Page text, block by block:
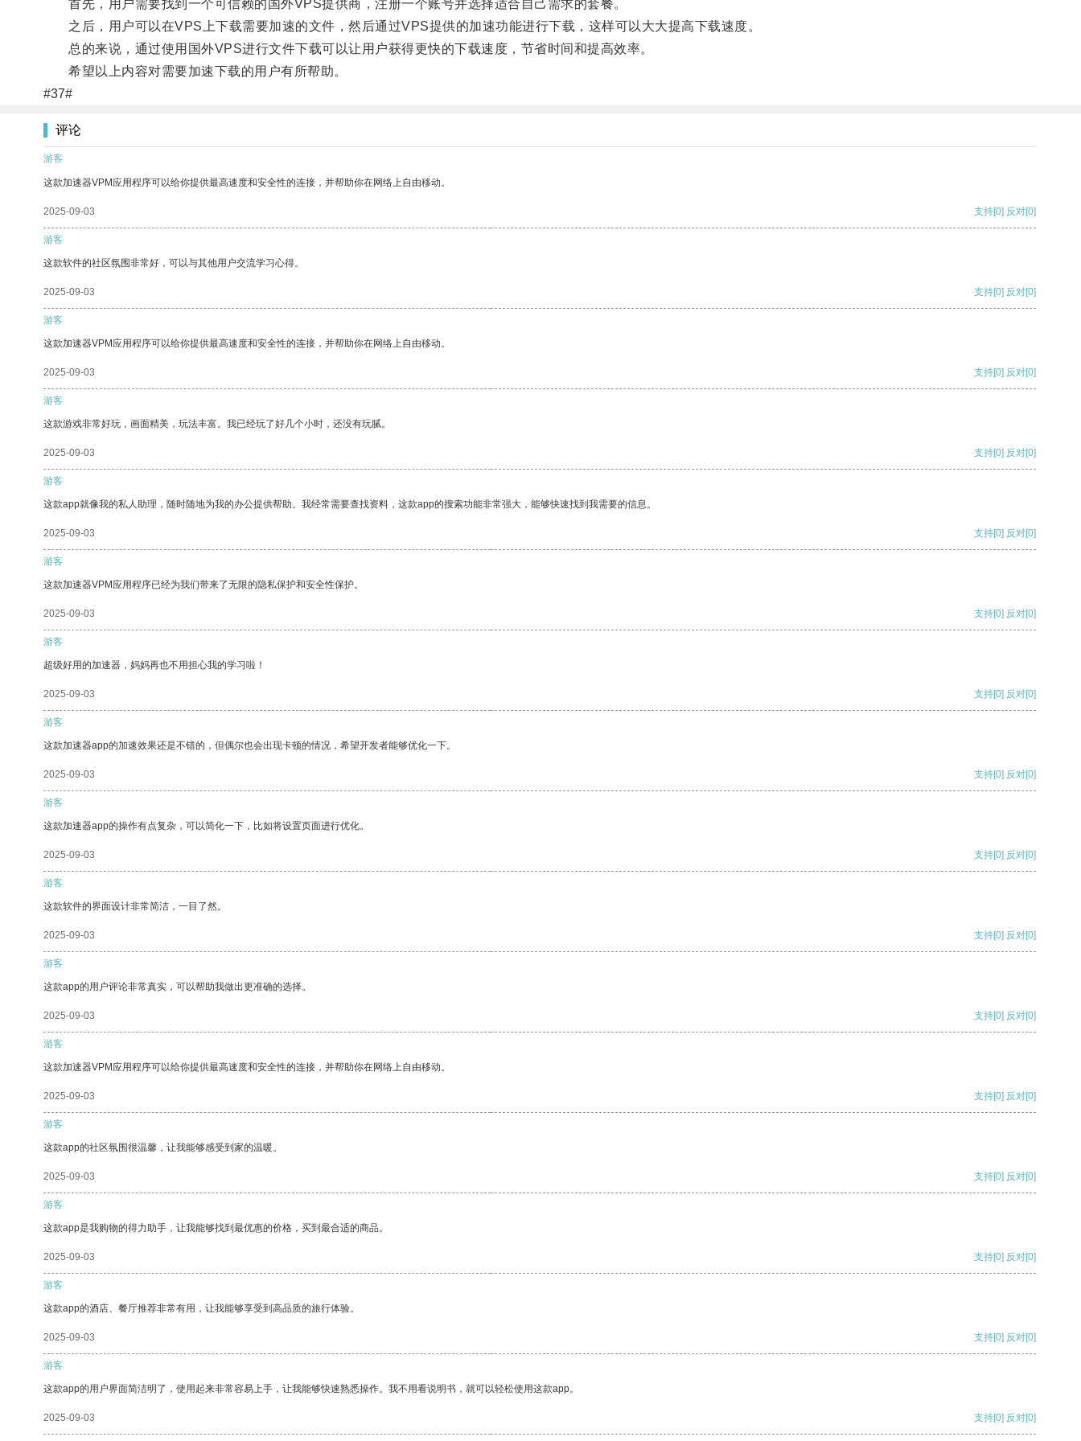
首先，用户需要找到一个可信赖的国外VPS提供商，注册一个账号并选择适合自己需求的套餐。
之后，用户可以在VPS上下载需要加速的文件，然后通过VPS提供的加速功能进行下载，这样可以大大提高下载速度。
总的来说，通过使用国外VPS进行文件下载可以让用户获得更快的下载速度，节省时间和提高效率。
希望以上内容对需要加速下载的用户有所帮助。
#37#
评论
游客
这款加速器VPM应用程序可以给你提供最高速度和安全性的连接，并帮助你在网络上自由移动。
2025-09-03 支持[0] 反对[0]
游客
这款软件的社区氛围非常好，可以与其他用户交流学习心得。
2025-09-03 支持[0] 反对[0]
游客
这款加速器VPM应用程序可以给你提供最高速度和安全性的连接，并帮助你在网络上自由移动。
2025-09-03 支持[0] 反对[0]
游客
这款游戏非常好玩，画面精美，玩法丰富。我已经玩了好几个小时，还没有玩腻。
2025-09-03 支持[0] 反对[0]
游客
这款app就像我的私人助理，随时随地为我的办公提供帮助。我经常需要查找资料，这款app的搜索功能非常强大，能够快速找到我需要的信息。
2025-09-03 支持[0] 反对[0]
游客
这款加速器VPM应用程序已经为我们带来了无限的隐私保护和安全性保护。
2025-09-03 支持[0] 反对[0]
游客
超级好用的加速器，妈妈再也不用担心我的学习啦！
2025-09-03 支持[0] 反对[0]
游客
这款加速器app的加速效果还是不错的，但偶尔也会出现卡顿的情况，希望开发者能够优化一下。
2025-09-03 支持[0] 反对[0]
游客
这款加速器app的操作有点复杂，可以简化一下，比如将设置页面进行优化。
2025-09-03 支持[0] 反对[0]
游客
这款软件的界面设计非常简洁，一目了然。
2025-09-03 支持[0] 反对[0]
游客
这款app的用户评论非常真实，可以帮助我做出更准确的选择。
2025-09-03 支持[0] 反对[0]
游客
这款加速器VPM应用程序可以给你提供最高速度和安全性的连接，并帮助你在网络上自由移动。
2025-09-03 支持[0] 反对[0]
游客
这款app的社区氛围很温馨，让我能够感受到家的温暖。
2025-09-03 支持[0] 反对[0]
游客
这款app是我购物的得力助手，让我能够找到最优惠的价格，买到最合适的商品。
2025-09-03 支持[0] 反对[0]
游客
这款app的酒店、餐厅推荐非常有用，让我能够享受到高品质的旅行体验。
2025-09-03 支持[0] 反对[0]
游客
这款app的用户界面简洁明了，使用起来非常容易上手，让我能够快速熟悉操作。我不用看说明书，就可以轻松使用这款app。
2025-09-03 支持[0] 反对[0]